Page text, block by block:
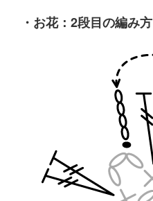
・ お花：2段目の編み方